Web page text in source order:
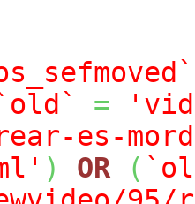
=
es-
) OR (